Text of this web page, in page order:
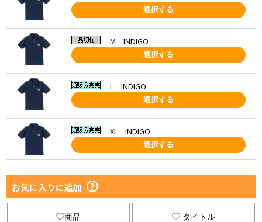
選択する
M INDIGO
選択する
L INDIGO
選択する
XL INDIGO
選択する
お気に入りに追加
商品 タイトル